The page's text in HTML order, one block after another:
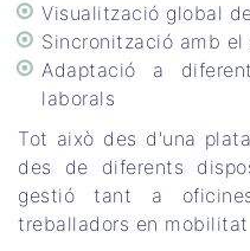
Visualització global
Sincronització amb el
Adaptació a
laborals
Tot això des d'una
des de diferents
gestió tant a
treballadors en